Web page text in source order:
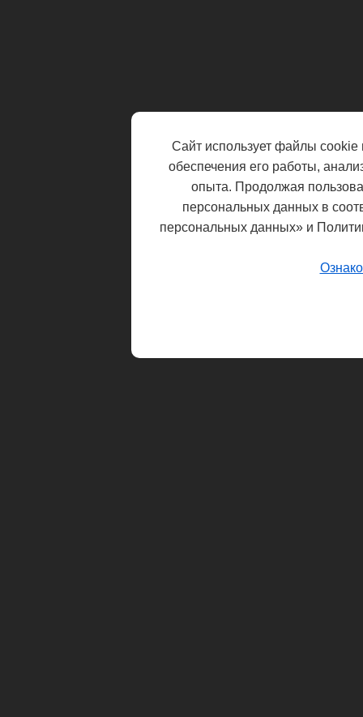
Сайт использует файлы cookie
обеспечения его работы,
опыта. Продолжая
персональных данных в
персональных данных» и